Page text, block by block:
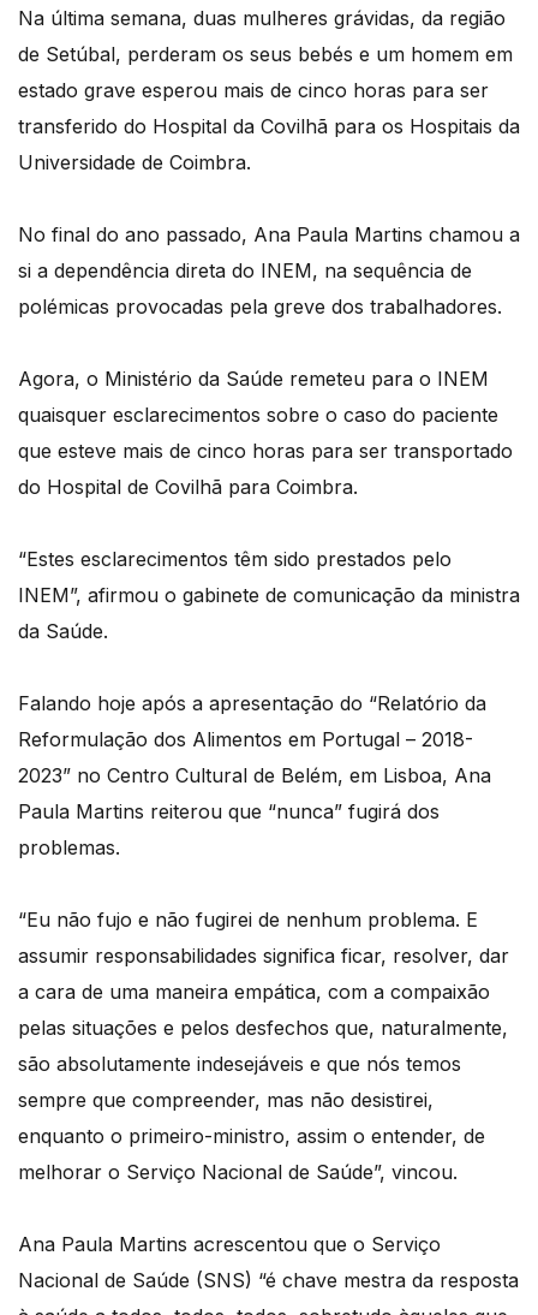
Na última semana, duas mulheres grávidas, da região
de Setúbal, perderam os seus bebés e um homem em
estado grave esperou mais de cinco horas para ser
transferido do Hospital da Covilhã para os Hospitais da
Universidade de Coimbra.
No final do ano passado, Ana Paula Martins chamou a
si a dependência direta do INEM, na sequência de
polémicas provocadas pela greve dos trabalhadores.
Agora, o Ministério da Saúde remeteu para o INEM
quaisquer esclarecimentos sobre o caso do paciente
que esteve mais de cinco horas para ser transportado
do Hospital de Covilhã para Coimbra.
“Estes esclarecimentos têm sido prestados pelo
INEM”, afirmou o gabinete de comunicação da ministra
da Saúde.
Falando hoje após a apresentação do “Relatório da
Reformulação dos Alimentos em Portugal – 2018-
2023” no Centro Cultural de Belém, em Lisboa, Ana
Paula Martins reiterou que “nunca” fugirá dos
problemas.
“Eu não fujo e não fugirei de nenhum problema. E
assumir responsabilidades significa ficar, resolver, dar
a cara de uma maneira empática, com a compaixão
pelas situações e pelos desfechos que, naturalmente,
são absolutamente indesejáveis e que nós temos
sempre que compreender, mas não desistirei,
enquanto o primeiro-ministro, assim o entender, de
melhorar o Serviço Nacional de Saúde”, vincou.
Ana Paula Martins acrescentou que o Serviço
Nacional de Saúde (SNS) “é chave mestra da resposta